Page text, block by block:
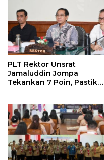
PLT Rektor Unsrat
Jamaluddin Jompa
Tekankan 7 Poin, Pastikan